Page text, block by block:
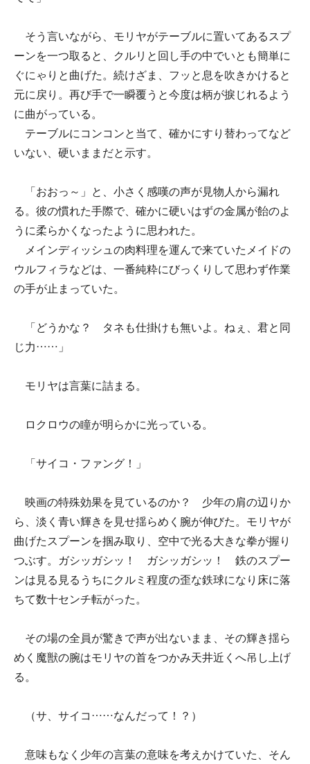
そう言いながら、モリヤがテーブルに置いてあるスプ
ーンを一つ取ると、クルリと回し手の中でいとも簡単に
ぐにゃりと曲げた。続けざま、フッと息を吹きかけると
元に戻り。再び手で一瞬覆うと今度は柄が捩じれるよう
に曲がっている。
テーブルにコンコンと当て、確かにすり替わってなど
いない、硬いままだと示す。
「おおっ～」と、小さく感嘆の声が見物人から漏れ
る。彼の慣れた手際で、確かに硬いはずの金属が飴のよ
うに柔らかくなったように思われた。
メインディッシュの肉料理を運んで来ていたメイドの
ウルフィラなどは、一番純粋にびっくりして思わず作業
の手が止まっていた。
「どうかな？ タネも仕掛けも無いよ。ねぇ、君と同
じ力……」
モリヤは言葉に詰まる。
ロクロウの瞳が明らかに光っている。
「サイコ・ファング！」
映画の特殊効果を見ているのか？ 少年の肩の辺りか
ら、淡く青い輝きを見せ揺らめく腕が伸びた。モリヤが
曲げたスプーンを掴み取り、空中で光る大きな拳が握り
つぶす。ガシッガシッ！ ガシッガシッ！ 鉄のスプー
ンは見る見るうちにクルミ程度の歪な鉄球になり床に落
ちて数十センチ転がった。
その場の全員が驚きで声が出ないまま、その輝き揺ら
めく魔獣の腕はモリヤの首をつかみ天井近くへ吊し上げ
る。
（サ、サイコ……なんだって！？）
意味もなく少年の言葉の意味を考えかけていた、そん